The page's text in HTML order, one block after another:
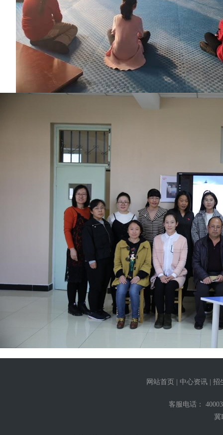
网站首页 |中心资讯 |招
客服电话：
冀